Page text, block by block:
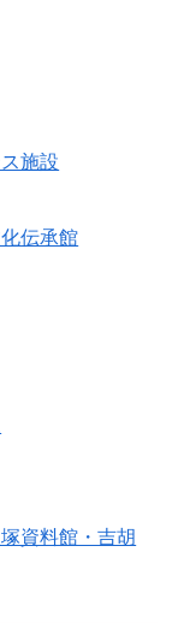
施設
伝承館
資料館・吉胡